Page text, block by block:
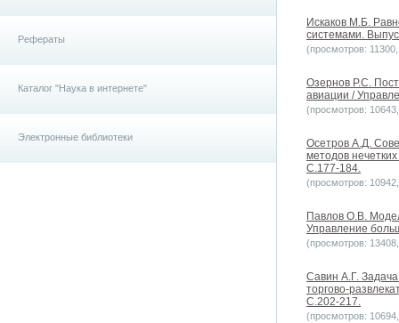
Рефераты
Каталог "Наука в интернете"
Электронные библиотеки
Искаков М.Б.
системами.
(просмотров:
Озернов Р.С.
авиации /
(просмотров:
Осетров А.Д.
методов
С.177-184.
(просмотров:
Павлов О.В.
Управление
(просмотров:
Савин А.Г.
торгово-
С.202-217.
(просмотров: